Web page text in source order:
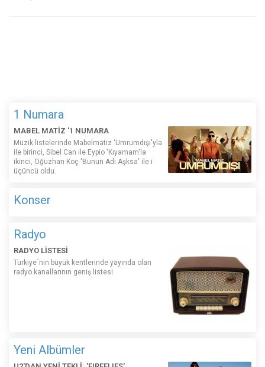
1 Numara
MABEL MATİZ '1 NUMARA
Müzik listelerinde Mabelmatiz ‘Umrumdışı'yla
ile birinci, Sibel Can ile Eypio 'Kıyamam'la
ikinci, Oğuzhan Koç 'Bunun Adı Aşksa' ile i
üçüncü oldu.
Konser
Radyo
RADYO LİSTESİ
Türkiye´nin büyük kentlerinde yayında olan
radyo kanallarının geniş listesi
Yeni Albümler